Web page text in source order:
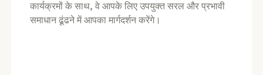
कार्यक्रमों के साथ, वे आपके लिए उपयुक्त सरल और प्रभावी
समाधान ढूंढने में आपका मार्गदर्शन करेंगे।